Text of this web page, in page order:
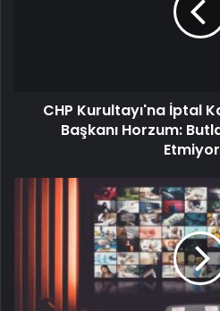
CHP Kurultayı'na İptal
Başkanı Horzum: